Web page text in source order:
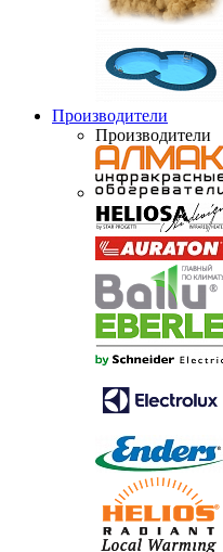
Производители
Производители